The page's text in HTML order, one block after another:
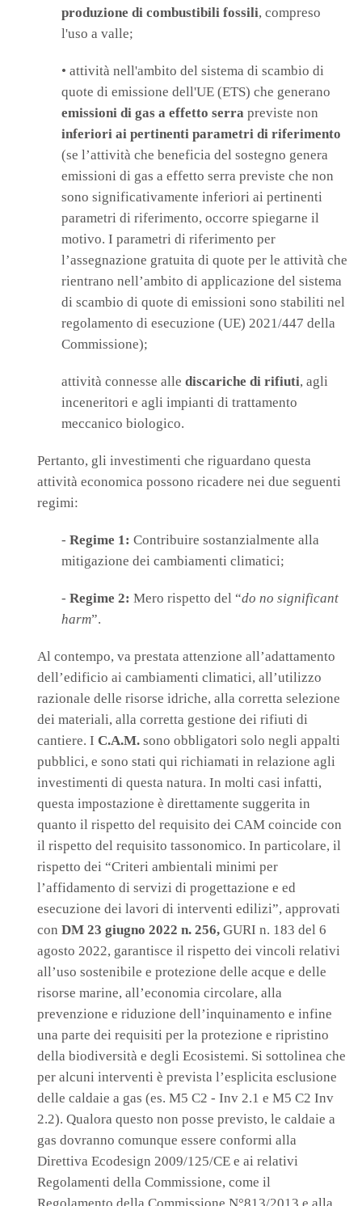
produzione di combustibili fossili, compreso
l'uso a valle;
• attività nell'ambito del sistema di scambio di
quote di emissione dell'UE (ETS) che generano
emissioni di gas a effetto serra previste non
inferiori ai pertinenti parametri di riferimento
(se l’attività che beneficia del sostegno genera
emissioni di gas a effetto serra previste che non
sono significativamente inferiori ai pertinenti
parametri di riferimento, occorre spiegarne il
motivo. I parametri di riferimento per
l’assegnazione gratuita di quote per le attività che
rientrano nell’ambito di applicazione del sistema
di scambio di quote di emissioni sono stabiliti nel
regolamento di esecuzione (UE) 2021/447 della
Commissione);
attività connesse alle discariche di rifiuti, agli
inceneritori e agli impianti di trattamento
meccanico biologico.
Pertanto, gli investimenti che riguardano questa
attività economica possono ricadere nei due seguenti
regimi:
- Regime 1: Contribuire sostanzialmente alla
mitigazione dei cambiamenti climatici;
- Regime 2: Mero rispetto del “do no significant
harm”.
Al contempo, va prestata attenzione all’adattamento
dell’edificio ai cambiamenti climatici, all’utilizzo
razionale delle risorse idriche, alla corretta selezione
dei materiali, alla corretta gestione dei rifiuti di
cantiere. I C.A.M. sono obbligatori solo negli appalti
pubblici, e sono stati qui richiamati in relazione agli
investimenti di questa natura. In molti casi infatti,
questa impostazione è direttamente suggerita in
quanto il rispetto del requisito dei CAM coincide con
il rispetto del requisito tassonomico. In particolare, il
rispetto dei “Criteri ambientali minimi per
l’affidamento di servizi di progettazione e ed
esecuzione dei lavori di interventi edilizi”, approvati
con DM 23 giugno 2022 n. 256, GURI n. 183 del 6
agosto 2022, garantisce il rispetto dei vincoli relativi
all’uso sostenibile e protezione delle acque e delle
risorse marine, all’economia circolare, alla
prevenzione e riduzione dell’inquinamento e infine
una parte dei requisiti per la protezione e ripristino
della biodiversità e degli Ecosistemi. Si sottolinea che
per alcuni interventi è prevista l’esplicita esclusione
delle caldaie a gas (es. M5 C2 - Inv 2.1 e M5 C2 Inv
2.2). Qualora questo non posse previsto, le caldaie a
gas dovranno comunque essere conformi alla
Direttiva Ecodesign 2009/125/CE e ai relativi
Regolamenti della Commissione, come il